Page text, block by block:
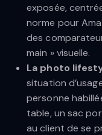
exposée,
norme pour
des
main » visuelle.
La photo
situation
personne
table, un sac
au client de se